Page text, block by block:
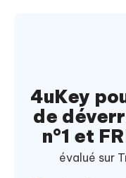
4uKey
de
n°1 et
évalué sur